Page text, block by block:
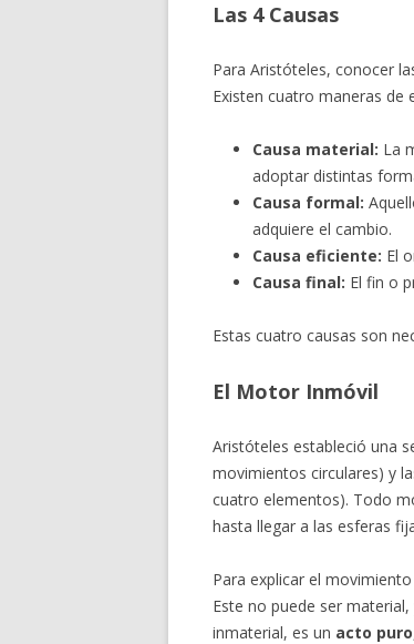
Las 4 Causas
Para Aristóteles, conocer
Existen cuatro maneras de
Causa material: La
adoptar distintas
Causa formal:
adquiere el cambio.
Causa eficiente: El
Causa final: El fin o
Estas cuatro causas son
El Motor Inmóvil
Aristóteles estableció una
movimientos circulares) y
cuatro elementos). Todo
hasta llegar a las esferas
Para explicar el
Este no puede ser
inmaterial, es un acto puro